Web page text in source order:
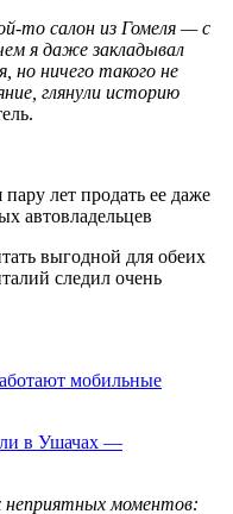
то салон из Гомеля — с
я даже закладывал
но ничего такого не
глянули историю
выгодной для обеих
следил очень
мобильные
в Ушачах —
неприятных моментов: